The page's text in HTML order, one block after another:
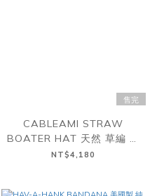
售完
CABLEAMI STRAW
BOATER HAT 天然 草編 平
頂 草帽
NT$4,180